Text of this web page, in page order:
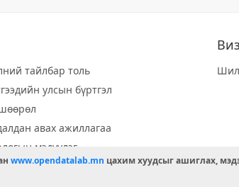
тайлбар толь
улсын бүртгэл
авах ажиллагаа
мэдүүлэг
хөгжлийн сан
www.opendatalab.mn цахим хуудсыг ашиглах,